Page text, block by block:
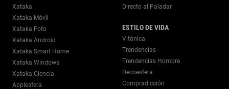
Xataka
Xataka Móvil
Xataka Foto
Xataka Android
Xataka Smart Home
Xataka Windows
Xataka Ciencia
Applesfera
Directo al Paladar
ESTILO DE VIDA
Vitónica
Trendencias
Trendencias Hombre
Decoesfera
Compradicción